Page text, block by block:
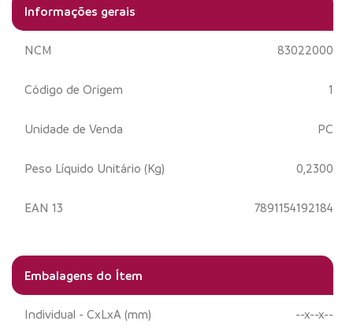
Informações gerais
NCM 83022000
Código de Origem 1
Unidade de Venda PC
Peso Líquido Unitário (Kg) 0,2300
EAN 13 7891154192184
Embalagens do Ítem
Individual - CxLxA (mm) --x--x--